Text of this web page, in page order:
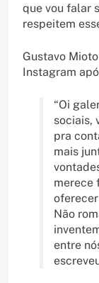
que vou falar
respeitem
Gustavo
Instagram
“Oi
sociais,
pra
mais
merece
Não
entre